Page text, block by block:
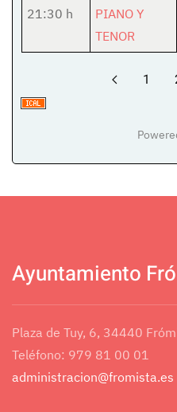
21:30 h
PIANO Y
TENOR
1
Ayuntamiento
Plaza de Tuy, 6, 34440
Teléfono: 979 81 00 01
administracion@fromista.es